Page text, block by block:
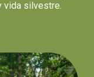
vida silvestre.